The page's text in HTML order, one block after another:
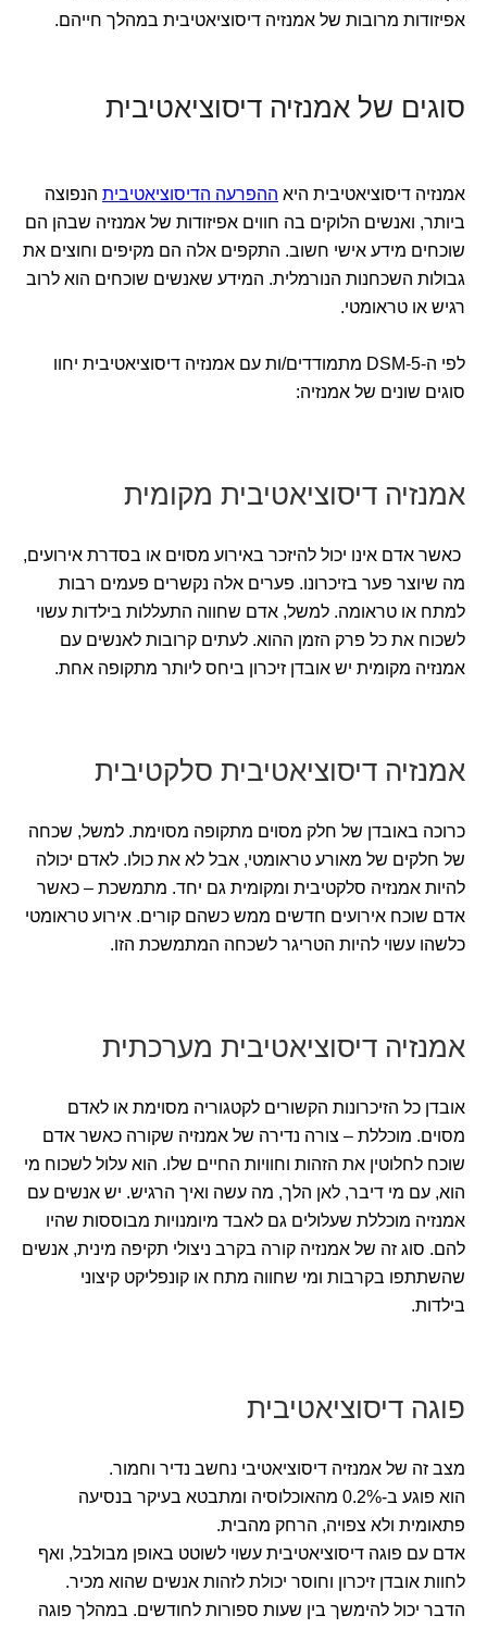
אפיזודות מרובות של אמנזיה דיסוציאטיבית במהלך חייהם.
סוגים של אמנזיה דיסוציאטיבית
אמנזיה דיסוציאטיבית היא ההפרעה הדיסוציאטיבית הנפוצה
ביותר, ואנשים הלוקים בה חווים אפיזודות של אמנזיה שבהן הם
שוכחים מידע אישי חשוב. התקפים אלה הם מקיפים וחוצים את
גבולות השכחנות הנורמלית. המידע שאנשים שוכחים הוא לרוב
רגיש או טראומטי.
לפי ה-DSM-5 מתמודדים/ות עם אמנזיה דיסוציאטיבית יחוו
סוגים שונים של אמנזיה:
אמנזיה דיסוציאטיבית מקומית
כאשר אדם אינו יכול להיזכר באירוע מסוים או בסדרת אירועים,
מה שיוצר פער בזיכרונו. פערים אלה נקשרים פעמים רבות
למתח או טראומה. למשל, אדם שחווה התעללות בילדות עשוי
לשכוח את כל פרק הזמן ההוא. לעתים קרובות לאנשים עם
אמנזיה מקומית יש אובדן זיכרון ביחס ליותר מתקופה אחת.
אמנזיה דיסוציאטיבית סלקטיבית
כרוכה באובדן של חלק מסוים מתקופה מסוימת. למשל, שכחה
של חלקים של מאורע טראומטי, אבל לא את כולו. לאדם יכולה
להיות אמנזיה סלקטיבית ומקומית גם יחד. מתמשכת – כאשר
אדם שוכח אירועים חדשים ממש כשהם קורים. אירוע טראומטי
כלשהו עשוי להיות הטריגר לשכחה המתמשכת הזו.
אמנזיה דיסוציאטיבית מערכתית
אובדן כל הזיכרונות הקשורים לקטגוריה מסוימת או לאדם
מסוים. מוכללת – צורה נדירה של אמנזיה שקורה כאשר אדם
שוכח לחלוטין את הזהות וחוויות החיים שלו. הוא עלול לשכוח מי
הוא, עם מי דיבר, לאן הלך, מה עשה ואיך הרגיש. יש אנשים עם
אמנזיה מוכללת שעלולים גם לאבד מיומנויות מבוססות שהיו
להם. סוג זה של אמנזיה קורה בקרב ניצולי תקיפה מינית, אנשים
שהשתתפו בקרבות ומי שחווה מתח או קונפליקט קיצוני
בילדות.
פוגה דיסוציאטיבית
מצב זה של אמנזיה דיסוציאטיבי נחשב נדיר וחמור.
הוא פוגע ב-0.2% מהאוכלוסיה ומתבטא בעיקר בנסיעה
פתאומית ולא צפויה, הרחק מהבית.
אדם עם פוגה דיסוציאטיבית עשוי לשוטט באופן מבולבל, ואף
לחוות אובדן זיכרון וחוסר יכולת לזהות אנשים שהוא מכיר.
הדבר יכול להימשך בין שעות ספורות לחודשים. במהלך פוגה